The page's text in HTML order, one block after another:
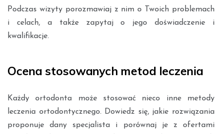
Podczas wizyty porozmawiaj z nim o Twoich problemach
i celach, a także zapytaj o jego doświadczenie i
kwalifikacje.
Ocena stosowanych metod leczenia
Każdy ortodonta może stosować nieco inne metody
leczenia ortodontycznego. Dowiedz się, jakie rozwiązania
proponuje dany specjalista i porównaj je z ofertami